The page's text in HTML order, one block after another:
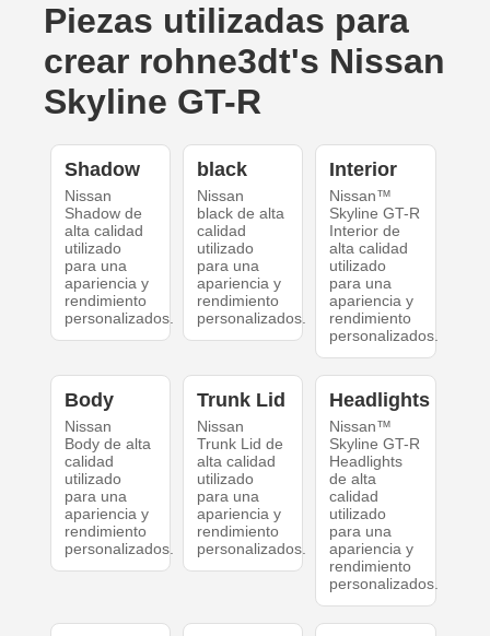
Piezas utilizadas para
crear rohne3dt's Nissan
Skyline GT-R
Shadow
Nissan
Shadow de
alta calidad
utilizado
para una
apariencia y
rendimiento
personalizados.
black
Nissan
black de alta
calidad
utilizado
para una
apariencia y
rendimiento
personalizados.
Interior
Nissan™
Skyline GT-R
Interior de
alta calidad
utilizado
para una
apariencia y
rendimiento
personalizados.
Body
Nissan
Body de alta
calidad
utilizado
para una
apariencia y
rendimiento
personalizados.
Trunk Lid
Nissan
Trunk Lid de
alta calidad
utilizado
para una
apariencia y
rendimiento
personalizados.
Headlights
Nissan™
Skyline GT-R
Headlights
de alta
calidad
utilizado
para una
apariencia y
rendimiento
personalizados.